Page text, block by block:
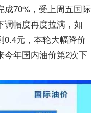
成70%，受上周五国际
调幅度再度拉满，如
0.4元，本轮大幅降价
今年国内油价第2次下